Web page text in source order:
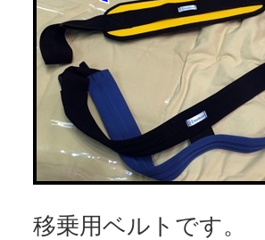
移乗用ベルトです。